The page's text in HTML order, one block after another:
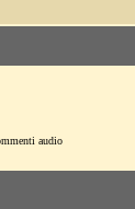
audio